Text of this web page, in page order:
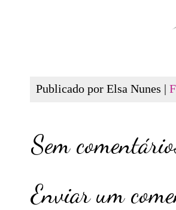
Publicado por Elsa Nunes |
Sem
Enviar um